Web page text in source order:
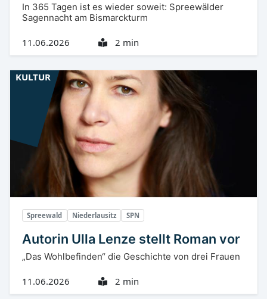
In 365 Tagen ist es wieder soweit: Spreewälder
Sagennacht am Bismarckturm
11.06.2026 2 min
Spreewald Niederlausitz SPN
Autorin Ulla Lenze stellt Roman vor
„Das Wohlbefinden“ die Geschichte von drei Frauen
11.06.2026 2 min
KULTUR